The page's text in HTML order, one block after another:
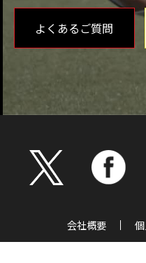
よくあるご質問
会社概要